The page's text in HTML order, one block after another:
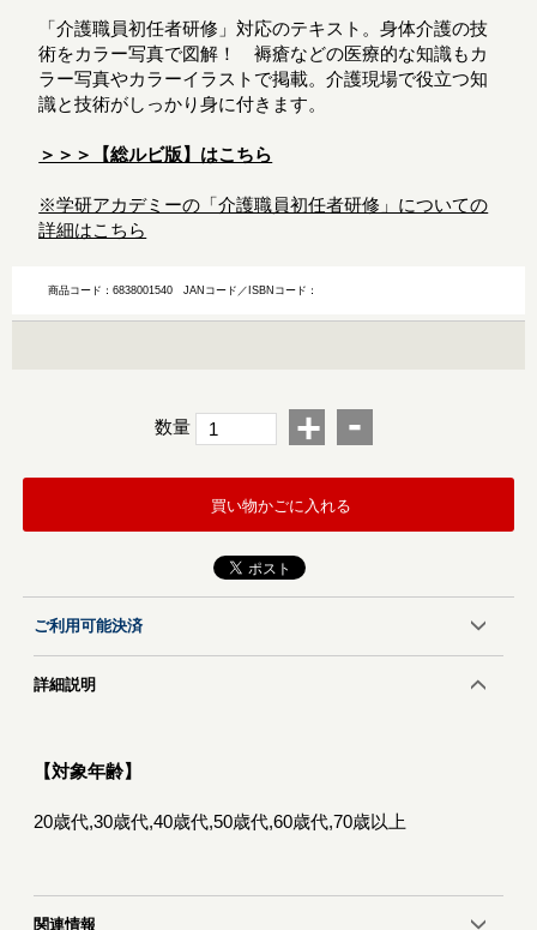
「介護職員初任者研修」対応のテキスト。身体介護の技
術をカラー写真で図解！ 褥瘡などの医療的な知識もカ
ラー写真やカラーイラストで掲載。介護現場で役立つ知
識と技術がしっかり身に付きます。
＞＞＞【総ルビ版】はこちら
※学研アカデミーの「介護職員初任者研修」についての
詳細はこちら
商品コード：6838001540JANコード／ISBNコード：
数量 + -
買い物かごに入れる
ご利用可能決済
詳細説明
【対象年齢】
20歳代,30歳代,40歳代,50歳代,60歳代,70歳以上
関連情報